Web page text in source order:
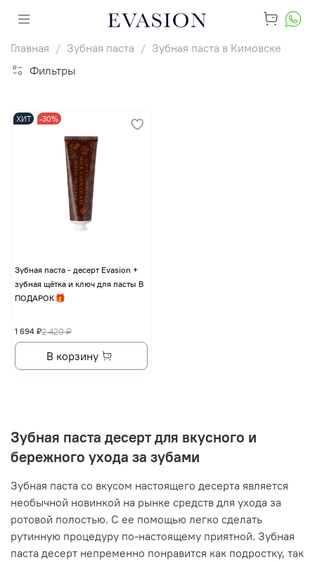
Главная Зубная паста
Зубная паста в Кимовске
Фильтры
ХИТ -30%
Зубная паста - десерт Evasion +
зубная щётка и ключ для пасты В
ПОДАРОК🎁
2 420 ₽
1 694 ₽
В корзину
Зубная паста десерт для вкусного и
бережного ухода за зубами
Зубная паста со вкусом настоящего десерта является
необычной новинкой на рынке средств для ухода за
ротовой полостью. С ее помощью легко сделать
рутинную процедуру по-настоящему приятной. Зубная
паста десерт непременно понравится как подростку, так